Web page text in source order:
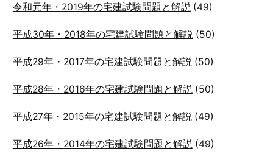
令和元年・2019年の宅建試験問題と解説(49)
平成30年・2018年の宅建試験問題と解説(50)
平成29年・2017年の宅建試験問題と解説(50)
平成28年・2016年の宅建試験問題と解説(50)
平成27年・2015年の宅建試験問題と解説(49)
平成26年・2014年の宅建試験問題と解説(49)